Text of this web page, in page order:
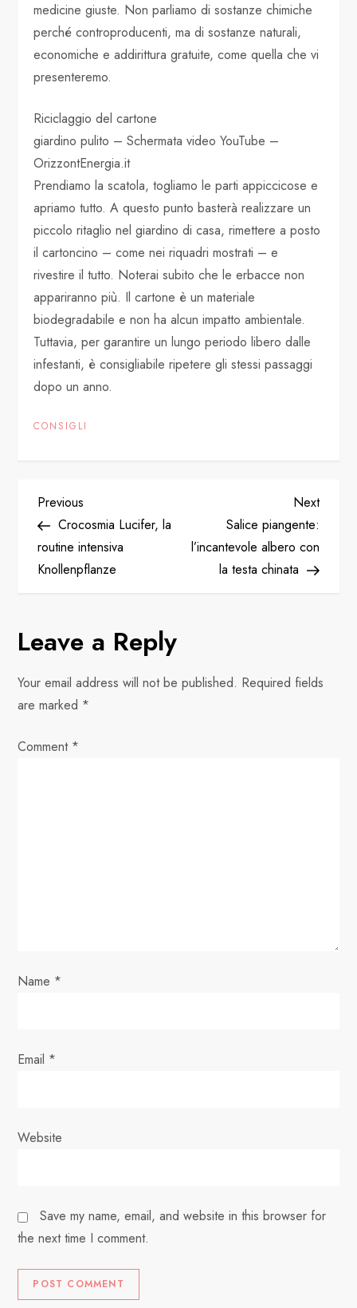
medicine giuste. Non parliamo di sostanze chimiche
perché controproducenti, ma di sostanze naturali,
economiche e addirittura gratuite, come quella che vi
presenteremo.
Riciclaggio del cartone
giardino pulito – Schermata video YouTube –
OrizzontEnergia.it
Prendiamo la scatola, togliamo le parti appiccicose e
apriamo tutto. A questo punto basterà realizzare un
piccolo ritaglio nel giardino di casa, rimettere a posto
il cartoncino – come nei riquadri mostrati – e
rivestire il tutto. Noterai subito che le erbacce non
appariranno più. Il cartone è un materiale
biodegradabile e non ha alcun impatto ambientale.
Tuttavia, per garantire un lungo periodo libero dalle
infestanti, è consigliabile ripetere gli stessi passaggi
dopo un anno.
CONSIGLI
P
o
s
n
a
v
n
Previous
Post
Previous
Crocosmia Lucifer, la
routine intensiva
Knollenpflanze
Next
Next
Salice piangente:
l’incantevole albero con
la testa chinata
Leave a Reply
Your email address will not be published. Required fields
are marked *
Comment *
Name *
Email *
Website
Save my name, email, and website in this browser for
the next time I comment.